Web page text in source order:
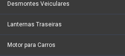
Desmontes Veiculares
Lanternas Traseiras
Motor para Carros